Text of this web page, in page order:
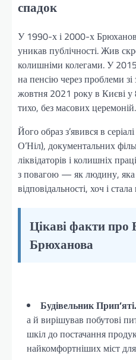
спадок
У 1990-х і 2000-х Брюханов
уникав публічності. Жив
колишніми колегами. У
на пенсію через проблеми
жовтня 2021 року в Києві у
тихо, без масових церемоній.
Його образ з’явився в
О’Ніл), документальних
ліквідаторів і колишніх
з повагою — як людину, яка
відповідальності, хоч і
Цікаві факти про
Брюханова
Будівельник Прип’яті.
а й вирішував побутові
шкіл до постачання
найкомфортніших міст